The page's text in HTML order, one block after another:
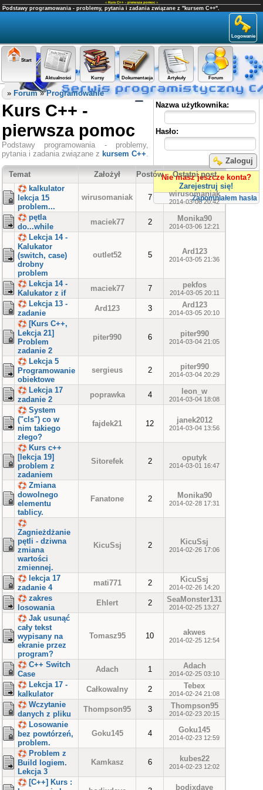
« Kurs C++ - pierwsza pomoc »
Podstawy programowania - problemy, pytania i zadania związane z "kursem C++".
Logowanie
Start
Aktualności Kursy Dokumentacja Artykuły Forum
Panel użytkownika
Nazwa użytkownika:
Hasło:
Zaloguj
Nie masz jeszcze konta?
Zarejestruj się!
Zapomniałem hasła
» Forum»Programowanie
Kurs C++ -
pierwsza pomoc
Podstawy programowania - problemy,
pytania i zadania związane z kursem C++.
Temat Założył Postów
Ostatni post
kalkulator
lekcja 15
problem...
wirusomaniak 7 wirusomaniak
2014-03-06 20:42
pętla
do...while
maciek77 2 Monika90
2014-03-06 12:21
Lekcja 14 -
Kalukator
(switch, case)
drobny
problem
outlet52 5 Ard123
2014-03-05 21:36
Lekcja 14 -
Kalukator z if
maciek77 7 pekfos
2014-03-05 20:11
Lekcja 13 -
zadanie
Ard123 3 Ard123
2014-03-05 20:10
[Kurs C++,
Lekcja 21]
Problem
zadanie 2
piter990 6 piter990
2014-03-04 21:05
Lekcja 5
Programowanie
obiektowe
sergieus 2 piter990
2014-03-04 20:29
Lekcja 17
zadanie 2
poprawka 4 leon_w
2014-03-04 18:08
System
("cls") co w
nim takiego
złego?
fajdek21 12 janek2012
2014-03-04 13:56
Kurs c++
[lekcja 19]
problem z
zadaniem
Sitorefek 2 oputyk
2014-03-01 16:47
Zmiana
dowolnego
elementu
tablicy.
Fanatone 2 Monika90
2014-02-28 17:31
Zagnieżdżanie
pętli - dziwna
zmiana
wartości
zmiennej.
KicuSsj 2 KicuSsj
2014-02-26 17:06
lekcja 17
zadanie 4
mati771 2 KicuSsj
2014-02-26 14:20
zakres
losowania
Ehlert 2 SeaMonster131
2014-02-25 13:27
Jak usunąć
cały tekst
wypisany na
ekranie przez
program?
Tomasz95 10 akwes
2014-02-25 12:54
C++ Switch
Case
Adach 1 Adach
2014-02-25 03:10
Lekcja 17 -
kalkulator
Całkowalny 2 Tebex
2014-02-24 21:08
Wczytanie
danych z pliku
Thompson95 3 Thompson95
2014-02-23 20:15
Losowanie
bez powtórzeń,
problem.
Goku145 4 Goku145
2014-02-23 12:59
Problem z
Build logiem.
Lekcja 3
Kamkasz 6 kubes22
2014-02-23 12:02
[C++] Kurs :
bodixdave